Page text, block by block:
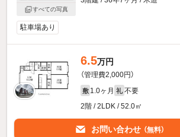
すべての写真
駐車場あり
6.5万円
（管理費2,000円）
敷 1.0ヶ月 礼 不要
2階 / 2LDK / 52.0㎡
お問い合わせ （無料）